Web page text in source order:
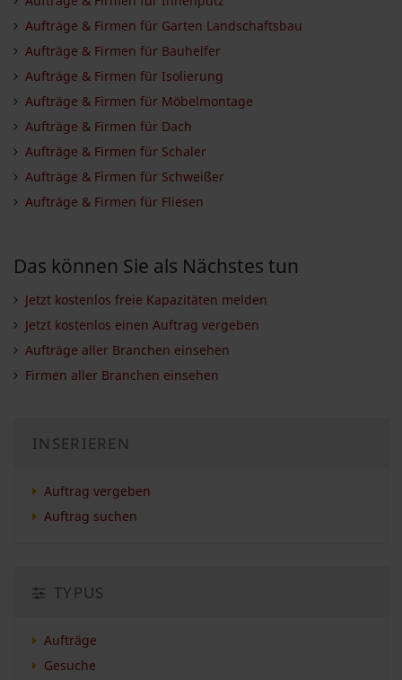
Aufträge & Firmen für Garten Landschaftsbau
Aufträge & Firmen für Bauhelfer
Aufträge & Firmen für Isolierung
Aufträge & Firmen für Möbelmontage
Aufträge & Firmen für Dach
Aufträge & Firmen für Schaler
Aufträge & Firmen für Schweißer
Aufträge & Firmen für Fliesen
Das können Sie als Nächstes tun
Jetzt kostenlos freie Kapazitäten melden
Jetzt kostenlos einen Auftrag vergeben
Aufträge aller Branchen einsehen
Firmen aller Branchen einsehen
INSERIEREN
Auftrag vergeben
Auftrag suchen
TYPUS
Aufträge
Gesuche